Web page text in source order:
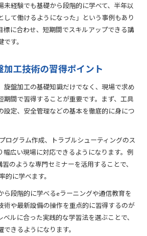
未経験でも基礎から段階的に学べて、半年以
して働けるようになった」という事例もあり
標に合わせ、短期間でスキルアップできる講
す。
工技術の習得ポイント
旋盤加工の基礎知識だけでなく、現場で求め
期間で習得することが重要です。まず、工具
設定、安全管理などの基本を徹底的に身につ
ログラム作成、トラブルシューティングのス
幅広い現場に対応できるようになります。例
のような専門セミナーを活用することで、
的に学べます。
ら段階的に学べるeラーニングや通信教育を
術や最新設備の操作を重点的に習得するのが
ルに合った実践的な学習法を選ぶことで、
きるようになります。